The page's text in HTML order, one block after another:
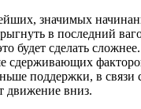
значимых
в последний
будет сделать
сдерживающих
поддержки, в связи
движение вниз.